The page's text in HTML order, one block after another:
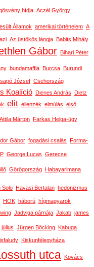
hídja Aczél György
Államok amerikai történelem A
Az üstökös lángja Babits Mihály
Gábor Bihari Péter
bundamaffia Burcsa Burundi
József Csehország
Koalíció Dienes András Dietz
elit ellenzék elmúlás első
Márton Farkas Helga-ügy
Gábor fogadási csalás Forma-
George Lucas Gerecse
Görögország Habayarimana
Solo Havasi Bertalan hedonizmus
HÖK háború hígmagyarok
Jadviga párnája Jakab james
július Jürgen Böcking Kabuga
Kiskunfélegyháza
utca Kovács